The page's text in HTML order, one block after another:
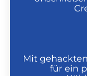
Mit
für ein